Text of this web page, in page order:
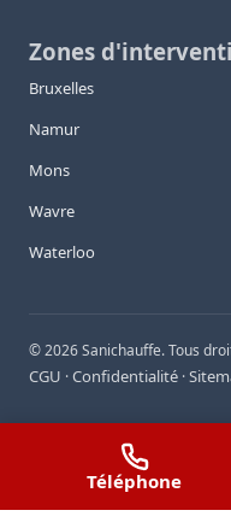
Zones
Bruxelles
Namur
Mons
Wavre
Waterloo
©2026Sanichauffe. Tous
CGU ·Confidentialité ·